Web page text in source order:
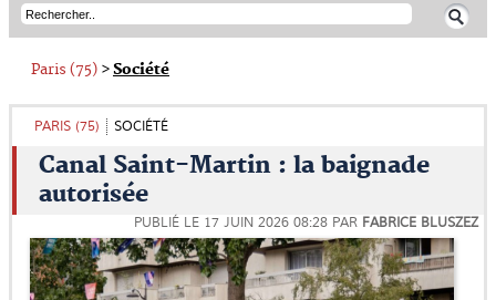
Paris (75) >Société
PARIS (75) SOCIÉTÉ
Canal Saint-Martin : la baignade
autorisée
PUBLIÉ LE 17 JUIN 2026 08:28 PAR FABRICE BLUSZEZ